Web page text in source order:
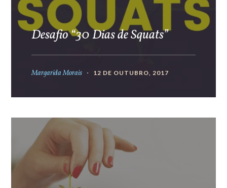
Desafio “30 Dias de Squats”
Margarida Morais 12 DE OUTUBRO, 2017